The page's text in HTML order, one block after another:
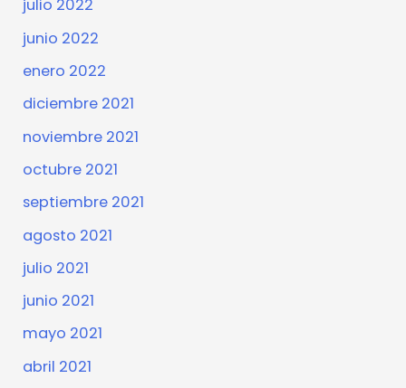
julio 2022
junio 2022
enero 2022
diciembre 2021
noviembre 2021
octubre 2021
septiembre 2021
agosto 2021
julio 2021
junio 2021
mayo 2021
abril 2021